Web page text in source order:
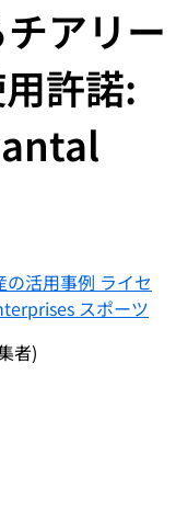
アリー
許諾:
の活用事例 ライセ
スポーツ
者)